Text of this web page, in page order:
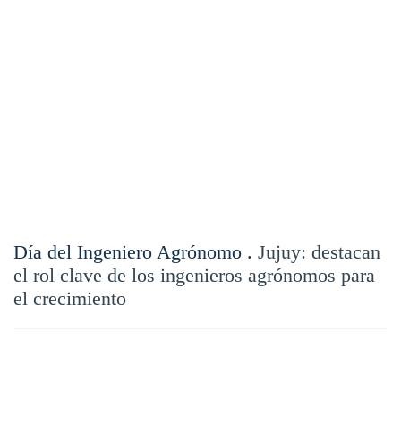
Día del Ingeniero Agrónomo . Jujuy: destacan
el rol clave de los ingenieros agrónomos para
el crecimiento